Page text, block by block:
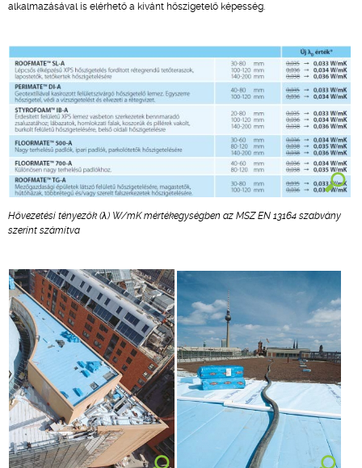
alkalmazásával is elérhető a kívánt hőszigetelő képesség.
Hővezetési tényezők (λ) W/mK mértékegységben az MSZ EN 13164 szabvány
szerint számítva